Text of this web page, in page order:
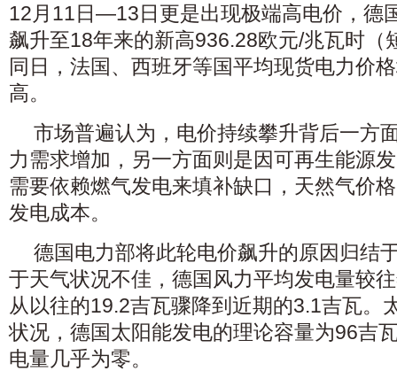
12月11日—13日更是出现极端高电价，德
飙升至18年来的新高936.28欧元/兆瓦时（
同日，法国、西班牙等国平均现货电力价
高。
市场普遍认为，电价持续攀升背后一方
力需求增加，另一方面则是因可再生能源
需要依赖燃气发电来填补缺口，天然气价
发电成本。
德国电力部将此轮电价飙升的原因归结
于天气状况不佳，德国风力平均发电量较
从以往的19.2吉瓦骤降到近期的3.1吉瓦。
状况，德国太阳能发电的理论容量为96吉
电量几乎为零。